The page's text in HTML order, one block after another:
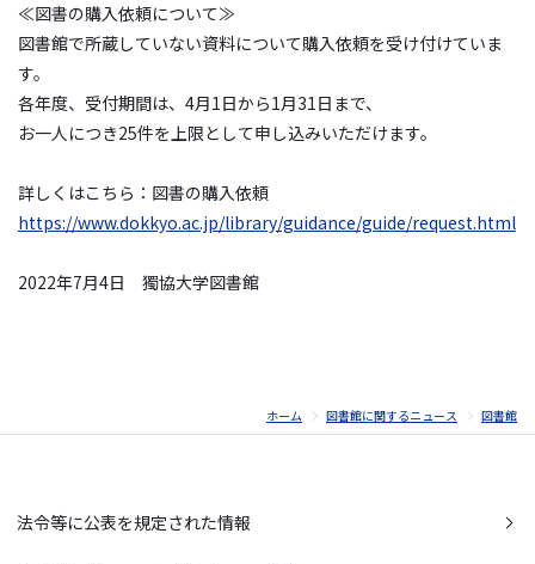
≪図書の購入依頼について≫
図書館で所蔵していない資料について購入依頼を受け付けていま
す。
各年度、受付期間は、4月1日から1月31日まで、
お一人につき25件を上限として申し込みいただけます。
詳しくはこちら：図書の購入依頼
https://www.dokkyo.ac.jp/library/guidance/guide/request.html
2022年7月4日 獨協大学図書館
ホーム 図書館に関するニュース 図書館
法令等に公表を規定された情報